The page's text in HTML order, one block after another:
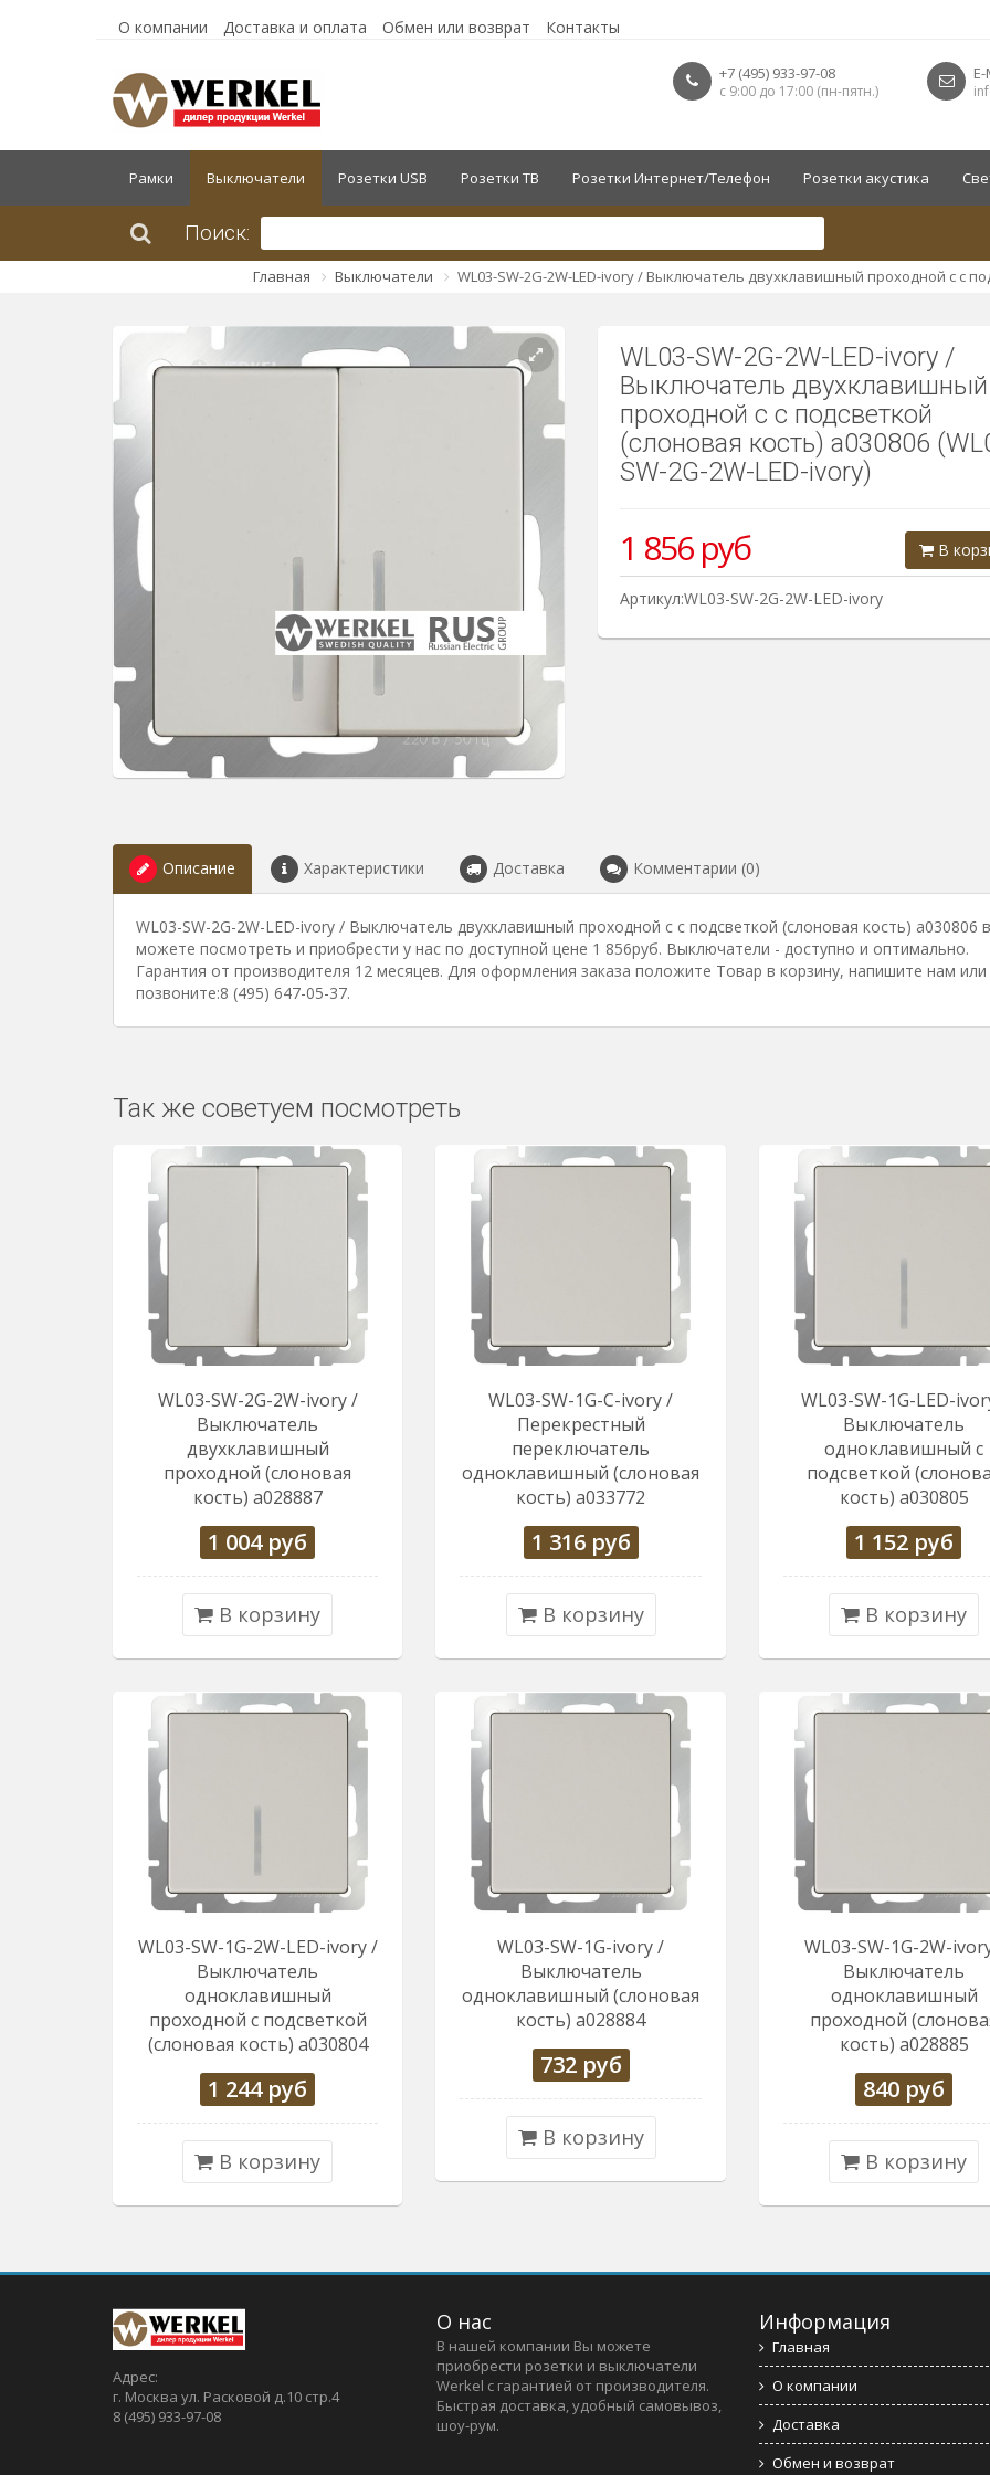
О компании Доставка и оплата Обмен или возврат Контакты
+7 (495) 933-97-08
с 9:00 до 17:00 (пн-пятн.)
Рамки Выключатели Розетки USB Розетки ТВ Розетки Интернет/Телефон Розетки акустика
Поиск:
Главная Выключатели WL03-SW-2G-2W-LED-ivory / Выключатель двухклавишный проходной c с
WL03-SW-2G-2W-LED-ivory /
Выключатель двухклавишный
проходной c с подсветкой
(слоновая кость) a030806
SW-2G-2W-LED-ivory)
В
1 856руб
Артикул:WL03-SW-2G-2W-LED-ivory
Описание Характеристики Доставка Комментарии (0)
WL03-SW-2G-2W-LED-ivory / Выключатель двухклавишный проходной c с подсветкой (слоновая кость) a030806
можете посмотреть и приобрести у нас по доступной цене 1 856руб. Выключатели - доступно и оптимально.
Гарантия от производителя 12 месяцев. Для оформления заказа положите Товар в корзину, напишите нам или
позвоните:8 (495) 647-05-37.
Так же советуем посмотреть
WL03-SW-2G-2W-ivory /
Выключатель
двухклавишный
проходной (слоновая
кость) a028887
1 004руб
В корзину
WL03-SW-1G-С-ivory /
Перекрестный
переключатель
одноклавишный (слоновая
кость) a033772
1 316руб
В корзину
WL03-SW-1G-LED-
Выключатель
одноклавишный с
подсветкой
кость) a030805
1 152 руб
В корзину
WL03-SW-1G-2W-LED-ivory /
Выключатель
одноклавишный
проходной с подсветкой
(слоновая кость) a030804
1 244руб
В корзину
WL03-SW-1G-ivory /
Выключатель
одноклавишный (слоновая
кость) a028884
732руб
В корзину
WL03-SW-1G-2W-
Выключатель
одноклавишный
проходной
кость) a028885
840 руб
В корзину
Адрес:
г. Москва ул. Расковой д.10 стр.4
8 (495) 933-97-08
О нас
В нашей компании Вы можете
приобрести розетки и выключатели
Werkel c гарантией от производителя.
Быстрая доставка, удобный самовывоз,
шоу-рум.
Информация
Главная
О компании
Доставка
Обмен и возврат